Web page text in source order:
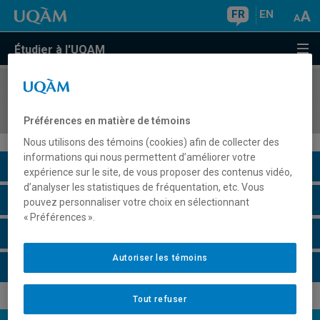
FR EN
Étudier à l'UQAM
COURS//
Description du cours
Horaire - Été 2026
Préférences en matière de témoins
Nous utilisons des témoins (cookies) afin de collecter des
informations qui nous permettent d’améliorer votre
expérience sur le site, de vous proposer des contenus vidéo,
d’analyser les statistiques de fréquentation, etc. Vous
pouvez personnaliser votre choix en sélectionnant
« Préférences ».
Tout refuser
Autoriser les témoins